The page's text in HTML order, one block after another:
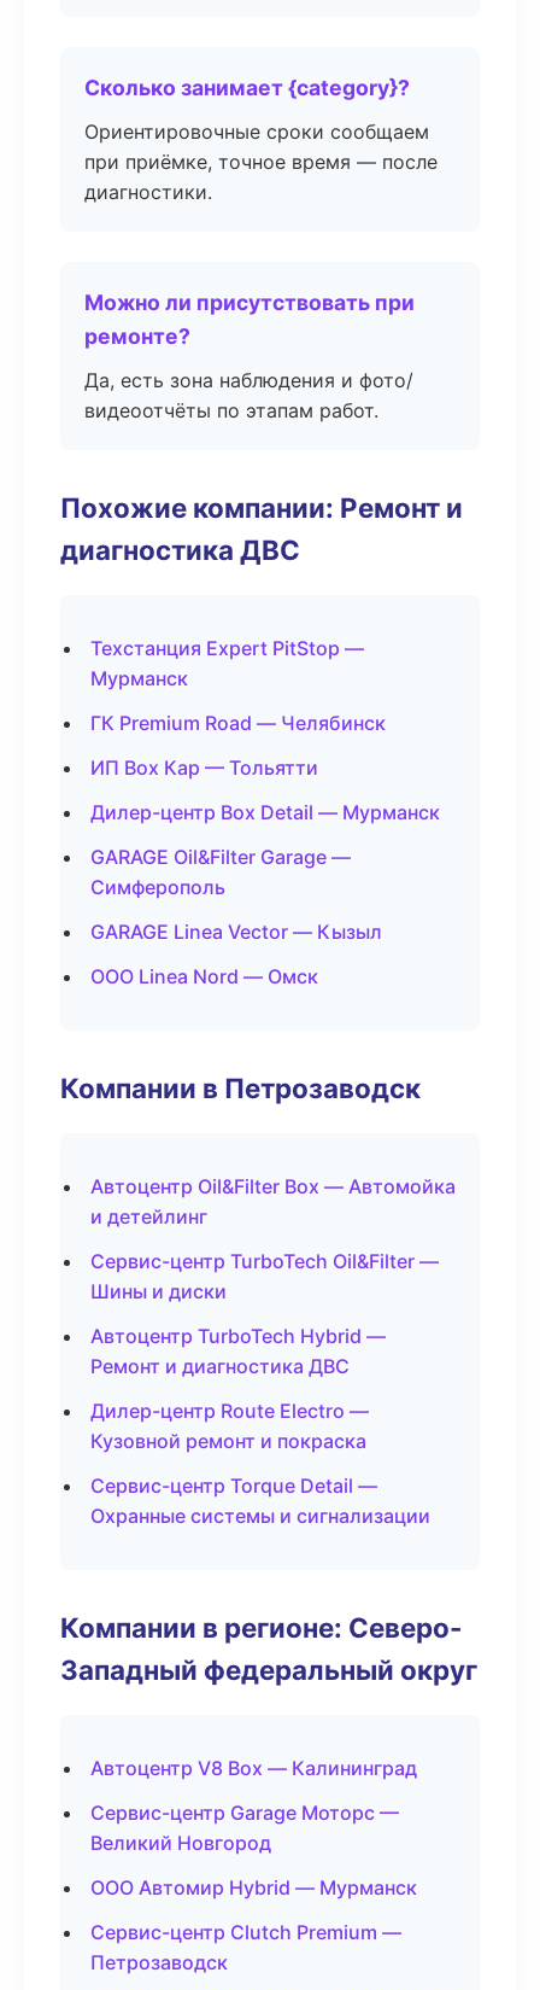
Сколько занимает {category}?
Ориентировочные сроки сообщаем
при приёмке, точное время — после
диагностики.
Можно ли присутствовать при
ремонте?
Да, есть зона наблюдения и фото/
видеоотчёты по этапам работ.
Похожие компании: Ремонт и
диагностика ДВС
Техстанция Expert PitStop —
Мурманск
ГК Premium Road — Челябинск
ИП Box Кар — Тольятти
Дилер-центр Box Detail — Мурманск
GARAGE Oil&Filter Garage —
Симферополь
GARAGE Linea Vector — Кызыл
ООО Linea Nord — Омск
Компании в Петрозаводск
Автоцентр Oil&Filter Box — Автомойка
и детейлинг
Сервис-центр TurboTech Oil&Filter —
Шины и диски
Автоцентр TurboTech Hybrid —
Ремонт и диагностика ДВС
Дилер-центр Route Electro —
Кузовной ремонт и покраска
Сервис-центр Torque Detail —
Охранные системы и сигнализации
Компании в регионе: Северо-
Западный федеральный округ
Автоцентр V8 Box — Калининград
Сервис-центр Garage Моторс —
Великий Новгород
ООО Автомир Hybrid — Мурманск
Сервис-центр Clutch Premium —
Петрозаводск